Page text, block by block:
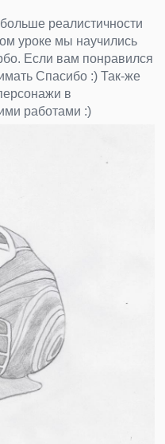
реалистичности
уроке мы научились
Если вам понравился
Спасибо :) Так-же
в
работами :)